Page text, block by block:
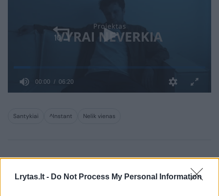
Lrytas.lt - Do Not Process My Personal Information
Santykiai ^Instant Nelik vienas